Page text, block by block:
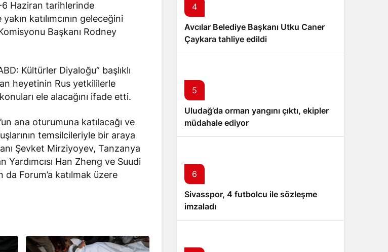
6 Haziran tarihlerinde
katılımcının geleceğini
Başkanı Rodney
Kültürler Diyaloğu” başlıklı
heyetinin Rus yetkililerle
ele alacağını ifade etti.
ana oturumuna katılacağı ve
temsilcileriyle bir araya
Şevket Mirziyoyev, Tanzanya
Han Zheng ve Suudi
Forum’a katılmak üzere
4
Avcılar Belediye Başkanı Utku Caner
Çaykara tahliye edildi
5
Uludağ’da orman yangını çıktı, ekipler
müdahale ediyor
6
Sivasspor, 4 futbolcu ile sözleşme
imzaladı